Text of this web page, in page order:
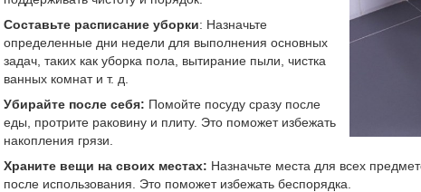
Составьте расписание уборки: Назначьте
определенные дни недели для выполнения основных
задач, таких как уборка пола, вытирание пыли, чистка
ванных комнат и т. д.
Убирайте после себя: Помойте посуду сразу после
еды, протрите раковину и плиту. Это поможет избежать
накопления грязи.
Храните вещи на своих местах: Назначьте места для всех
после использования. Это поможет избежать беспорядка.